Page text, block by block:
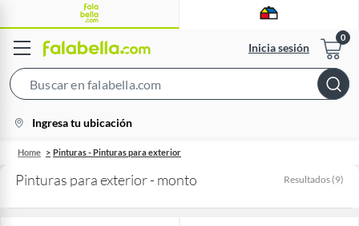
Inicia sesión
Bar
location-
icon
Ingresa tu ubicación
Home Pinturas - Pinturas para exterior
Pinturas para exterior - monto Resultados (9)